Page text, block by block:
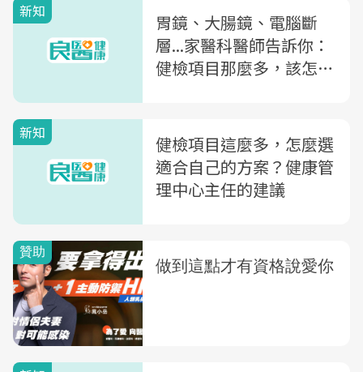
新知
胃鏡、大腸鏡、電腦斷
層...家醫科醫師告訴你：
健檢項目那麼多，該怎麼
新知
健檢項目這麼多，怎麼選
適合自己的方案？健康管
理中心主任的建議